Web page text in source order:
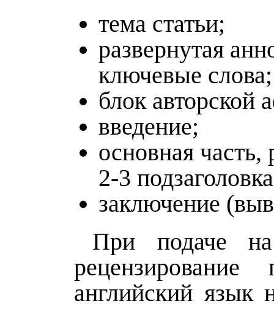
тема статьи;
развернутая
ключевые слова;
блок авторской
введение;
основная часть,
2-3
заключение
При подаче
английский язык